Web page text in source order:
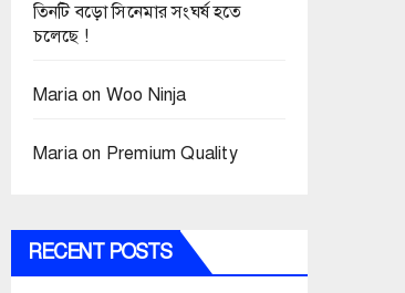
তিনটি বড়ো সিনেমার সংঘর্ষ হতে
চলেছে !
Maria on Woo Ninja
Maria on Premium Quality
RECENT POSTS